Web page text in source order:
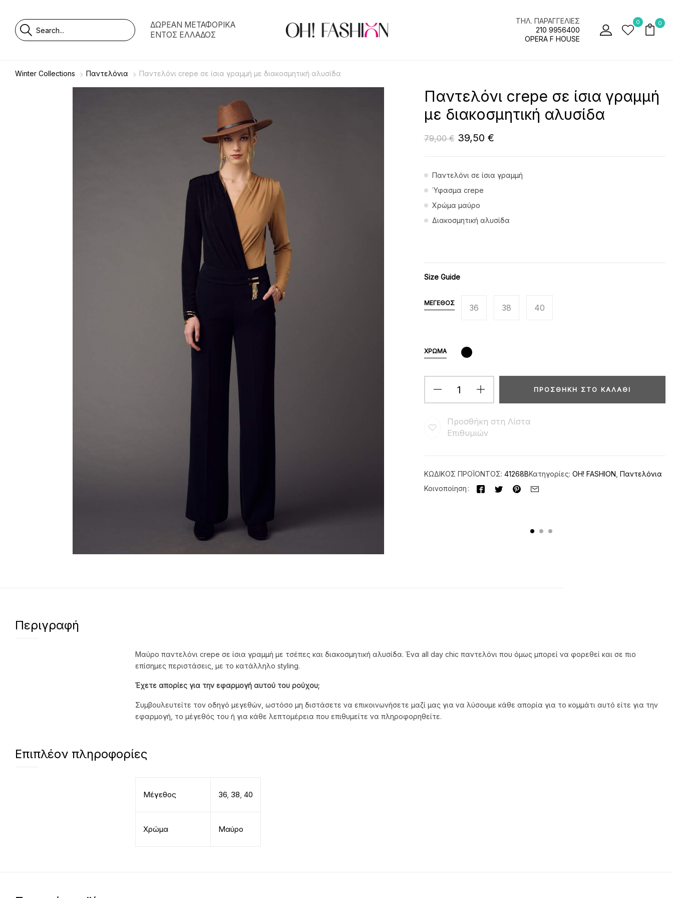
ΔΩΡΕΑΝ ΜΕΤΑΦΟΡΙΚΑ
ΕΝΤΟΣ ΕΛΛΑΔΟΣ
ΤΗΛ. ΠΑΡΑΓΓΕΛΙΕΣ
210 9956400
OPERA F HOUSE
0 0
Winter Collections Παντελόνια Παντελόνι crepe σε ίσια γραμμή με διακοσμητική αλυσίδα
Παντελόνι crepe σε ίσια γραμμή
με διακοσμητική αλυσίδα
79,00€ 39,50 €
Παντελόνι σε ίσια γραμμή
Ύφασμα crepe
Χρώμα μαύρο
Διακοσμητική αλυσίδα
Size Guide
ΜΈΓΕΘΟΣ 36 38 40
ΧΡΏΜΑ
ΠΡΟΣΘΉΚΗ ΣΤΟ ΚΑΛΆΘΙ
Προσθήκη στη Λίστα
Επιθυμιών
ΚΩΔΙΚΌΣ ΠΡΟΪΌΝΤΟΣ: 41268BΚατηγορίες: OH! FASHION Παντελόνια
Κοινοποίηση
Περιγραφή
Μαύρο παντελόνι crepe σε ίσια γραμμή με τσέπες και διακοσμητική αλυσίδα. Ένα all day chic παντελόνι που όμως μπορεί να φορεθεί και σε πιο
επίσημες περιστάσεις, με το κατάλληλο styling.
Έχετε απορίες για την εφαρμογή αυτού του ρούχου;
Συμβουλευτείτε τον οδηγό μεγεθών, ωστόσο μη διστάσετε να επικοινωνήσετε μαζί μας για να λύσουμε κάθε απορία για το κομμάτι αυτό είτε για την
εφαρμογή, το μέγεθός του ή για κάθε λεπτομέρεια που επιθυμείτε να πληροφορηθείτε.
Επιπλέον πληροφορίες
Μέγεθος 36, 38, 40
Χρώμα Μαύρο